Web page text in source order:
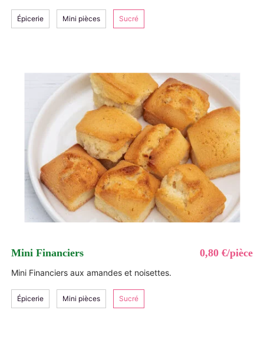
Épicerie Mini pièces Sucré
Mini Financiers 0,80 €/pièce
Mini Financiers aux amandes et noisettes.
Épicerie Mini pièces Sucré